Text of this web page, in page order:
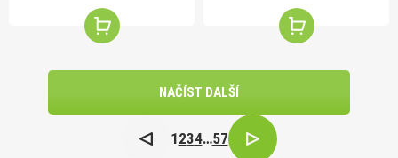
NAČÍST DALŠÍ
1234…57